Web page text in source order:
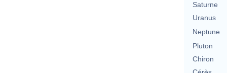
Saturne
Uranus
Neptune
Pluton
Chiron